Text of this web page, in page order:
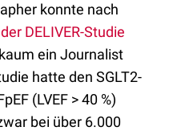
konnte nach
DELIVER-Studie
ein Journalist
hatte den SGLT2-
(LVEF > 40 %)
bei über 6.000